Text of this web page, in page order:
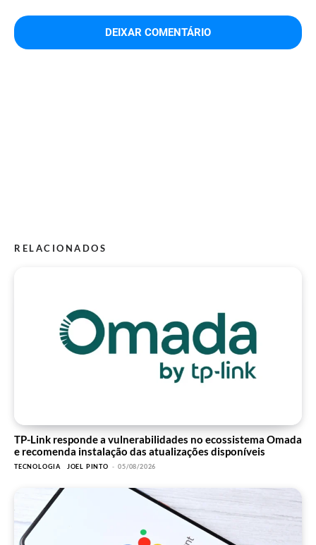
RELACIONADOS
TP-Link responde a vulnerabilidades no ecossistema Omada
e recomenda instalação das atualizações disponíveis
TECNOLOGIA JOEL PINTO - 05/08/2026